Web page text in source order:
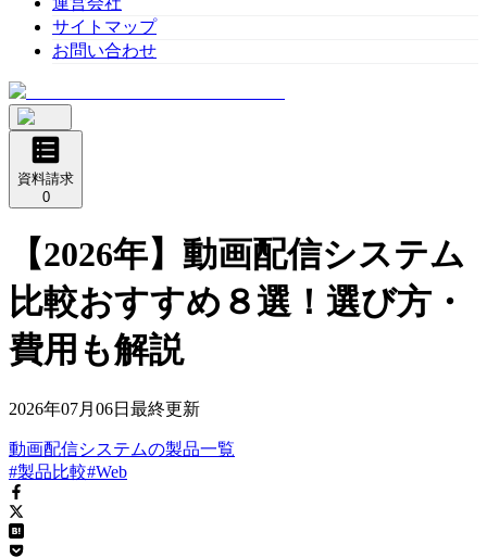
サイトマップ
お問い合わせ
資料請求
0
【2026年】動画配信システム
比較おすすめ８選！選び方・
費用も解説
2026年07月06日 最終更新
動画配信システムの製品一覧
#製品比較#Web